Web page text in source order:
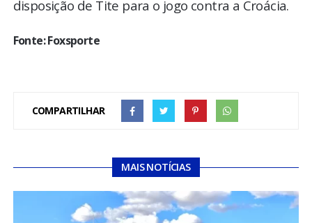
disposição de Tite para o jogo contra a Croácia.
Fonte: Foxsporte
COMPARTILHAR
MAIS NOTÍCIAS